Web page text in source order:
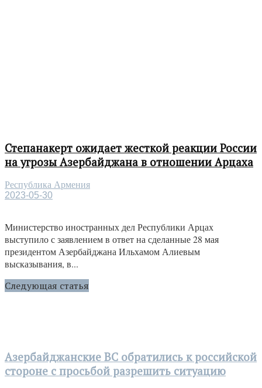
Степанакерт ожидает жесткой реакции России
на угрозы Азербайджана в отношении Арцаха
Республика Армения
2023-05-30
Министерство иностранных дел Республики Арцах
выступило с заявлением в ответ на сделанные 28 мая
президентом Азербайджана Ильхамом Алиевым
высказывания, в...
Следующая статья
Азербайджанские ВС обратились к российской
стороне с просьбой разрешить ситуацию